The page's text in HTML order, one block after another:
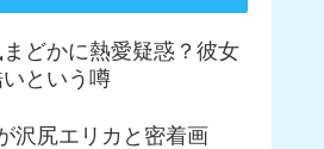
どかに熱愛疑惑？彼女
という噂
沢尻エリカと密着画